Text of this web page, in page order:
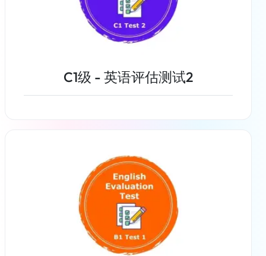
C1级 - 英语评估测试2